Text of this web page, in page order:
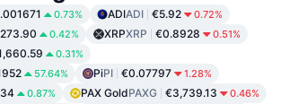
0.73% ADIADI €5.92 0.72%
0.42% XRPXRP €0.8928 0.51%
0.31%
57.64% PiPI €0.07797 1.28%
0.87% PAX GoldPAXG €3,739.13 0.46%